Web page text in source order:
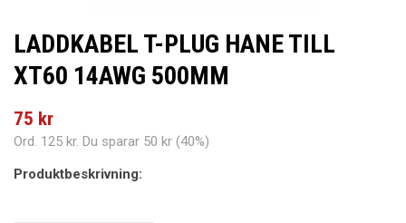
LADDKABEL T-PLUG HANE TILL
XT60 14AWG 500MM
75 kr
Ord. 125 kr. Du sparar 50 kr (40%)
Produktbeskrivning: